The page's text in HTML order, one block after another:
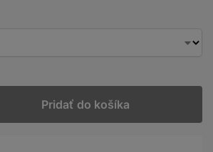
Pridať do košíka